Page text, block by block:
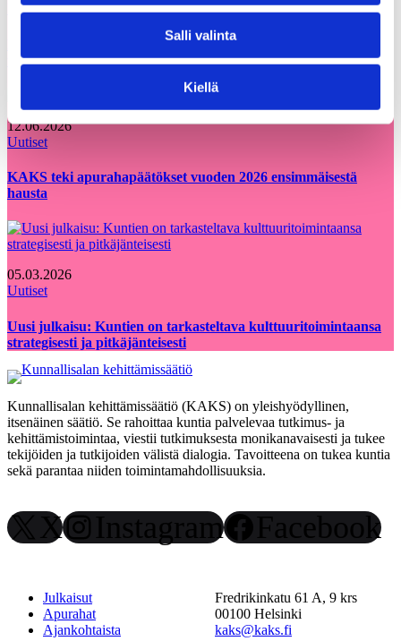
Salli valinta
Kiellä
Uutiset
Etsimme Kunnallisalan kehittämissäätiölle
uutta talouspäällikköä
12.06.2026
Uutiset
KAKS teki apurahapäätökset vuoden 2026 ensimmäisestä
hausta
05.03.2026
Uutiset
Uusi julkaisu: Kuntien on tarkasteltava kulttuuritoimintaansa
strategisesti ja pitkäjänteisesti
Kunnallisalan kehittämissäätiö (KAKS) on yleishyödyllinen,
itsenäinen säätiö. Se rahoittaa kuntia palvelevaa tutkimus- ja
kehittämistoimintaa, viestii tutkimuksesta monikanavaisesti ja tukee
tekijöiden ja tutkijoiden välistä dialogia. Tavoitteena on tukea kuntia
sekä parantaa niiden toimintamahdollisuuksia.
X Instagram Facebook
Julkaisut
Apurahat
Ajankohtaista
Fredrikinkatu 61 A, 9 krs
00100 Helsinki
kaks@kaks.fi